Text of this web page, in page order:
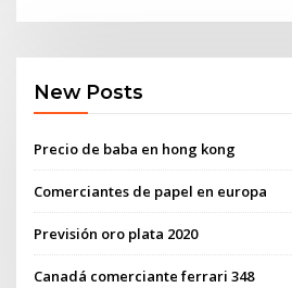
New Posts
Precio de baba en hong kong
Comerciantes de papel en europa
Previsión oro plata 2020
Canadá comerciante ferrari 348